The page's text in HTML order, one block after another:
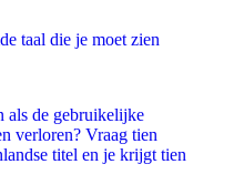
taal die je moet zien
als de gebruikelijke
verloren? Vraag tien
titel en je krijgt tien